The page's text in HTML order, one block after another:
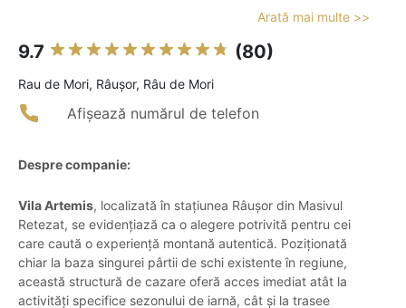
Arată mai multe >>
9.7 (80)
Rau de Mori, Râușor, Râu de Mori
Afișează numărul de telefon
Despre companie:
Vila Artemis, localizată în stațiunea Râușor din Masivul
Retezat, se evidențiază ca o alegere potrivită pentru cei
care caută o experiență montană autentică. Poziționată
chiar la baza singurei pârtii de schi existente în regiune,
această structură de cazare oferă acces imediat atât la
activități specifice sezonului de iarnă, cât și la trasee